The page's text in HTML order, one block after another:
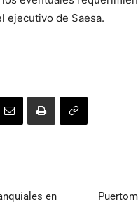
ejecutivo de Saesa.
en